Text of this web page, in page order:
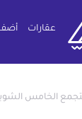
عقارات أضف
الخامس